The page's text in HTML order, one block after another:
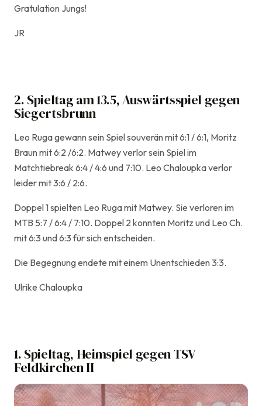
Gratulation Jungs!
JR
2. Spieltag am 13.5, Auswärtsspiel gegen
Siegertsbrunn
Leo Ruga gewann sein Spiel souverän mit 6:1 / 6:1, Moritz
Braun mit 6:2 /6:2. Matwey verlor sein Spiel im
Matchtiebreak 6:4 / 4:6 und 7:10. Leo Chaloupka verlor
leider mit 3:6 / 2:6.
Doppel 1 spielten Leo Ruga mit Matwey. Sie verloren im
MTB 5:7 / 6:4 / 7:10. Doppel 2 konnten Moritz und Leo Ch.
mit 6:3 und 6:3 für sich entscheiden.
Die Begegnung endete mit einem Unentschieden 3:3.
Ulrike Chaloupka
1. Spieltag, Heimspiel gegen TSV
Feldkirchen II